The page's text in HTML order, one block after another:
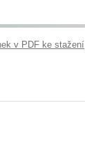
v PDF ke stažení